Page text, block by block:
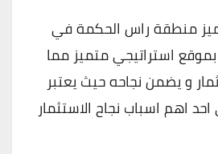
منطقة راس الحكمة في
استراتيجي متميز مما
و يضمن نجاحه حيث يعتبر
اهم اسباب نجاح الاستثمار